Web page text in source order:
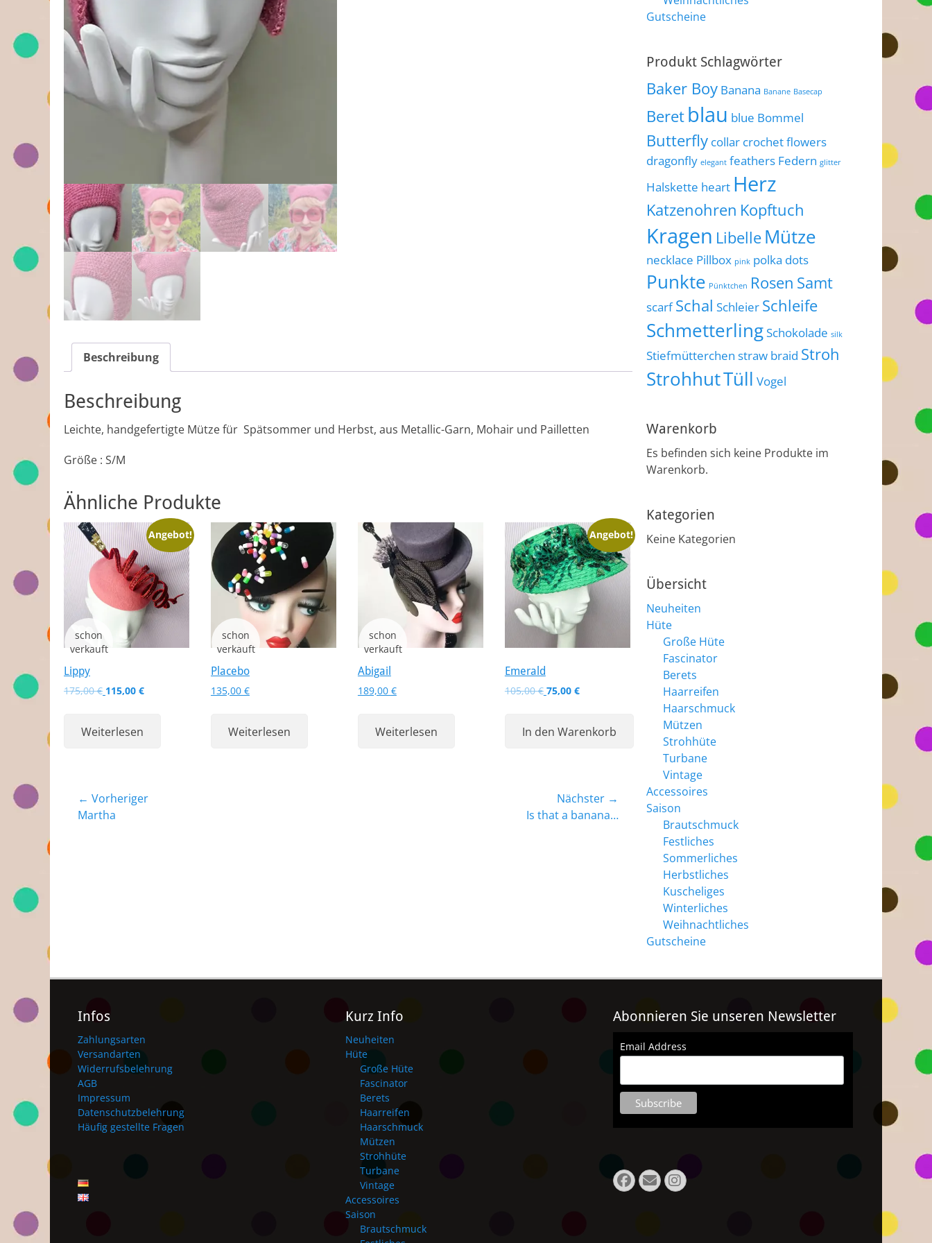
Beschreibung
Beschreibung
Leichte, handgefertigte Mütze für Spätsommer und Herbst, aus Metallic-Garn, Mohair und Pailletten
Größe : S/M
Ähnliche Produkte
Angebot!
Lippy
175,00€ Ursprünglicher
175,00 €
115,00 €Aktueller
Weiterlesen
Placebo
135,00 €
Weiterlesen
Abigail
189,00 €
Weiterlesen
Angebot!
Emerald
105,00€ Ursprünglicher
105,00 €
75,00 €Aktueller
75,00 €.
In den Warenkorb
Beitragsnavigation
← Vorheriger
Vorheriger
Martha
Nächster →
Is that a banana…
Gutscheine
Produkt Schlagwörter
Baker Boy Banana Banane Basecap
Beret blau blue Bommel
Butterfly collar crochet flowers
dragonfly elegant feathers Federn glitter
Halskette heart Herz
Katzenohren Kopftuch
Kragen Libelle Mütze
necklace Pillbox pink polka dots
Punkte Pünktchen Rosen Samt
scarf Schal Schleier Schleife
SchmetterlingSchokolade silk
Stiefmütterchen straw braid Stroh
StrohhutTüll Vogel
Warenkorb
Es befinden sich keine Produkte im
Warenkorb.
Kategorien
Keine Kategorien
Übersicht
Neuheiten
Hüte
Große Hüte
Fascinator
Berets
Haarreifen
Haarschmuck
Mützen
Strohhüte
Turbane
Vintage
Accessoires
Saison
Brautschmuck
Festliches
Sommerliches
Herbstliches
Kuscheliges
Winterliches
Weihnachtliches
Gutscheine
Infos
Zahlungsarten
Versandarten
Widerrufsbelehrung
AGB
Impressum
Datenschutzbelehrung
Häufig gestellte Fragen
Kurz Info
Neuheiten
Hüte
Große Hüte
Fascinator
Berets
Haarreifen
Haarschmuck
Mützen
Strohhüte
Turbane
Vintage
Accessoires
Saison
Brautschmuck
Abonnieren Sie unseren Newsletter
Email Address
Facebook
E-
Mail
Instagram